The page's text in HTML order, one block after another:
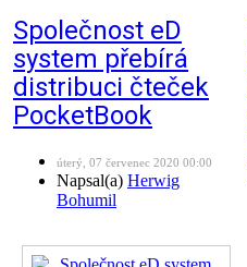
Společnost eD
system přebírá
distribuci čteček
PocketBook
úterý, 07 červenec 2020 00:00
Napsal(a) Herwig
Bohumil